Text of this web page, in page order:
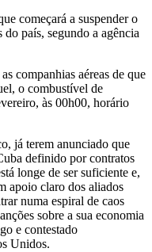
começará a suspender o
país, segundo a agência
companhias aéreas de que
o combustível de
às 00h00, horário
já terem anunciado que
definido por contratos
longe de ser suficiente e,
apoio claro dos aliados
numa espiral de caos
sobre a sua economia
e contestado
Unidos.